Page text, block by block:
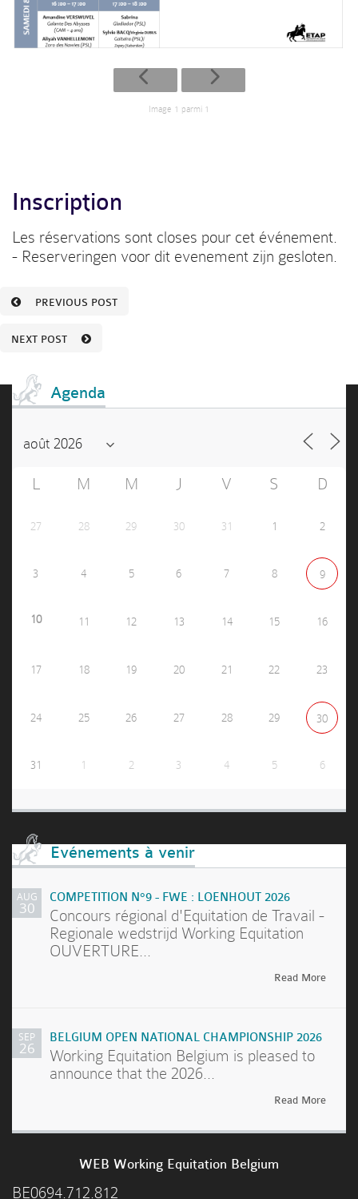
Image 1 parmi 1
Inscription
Les réservations sont closes pour cet événement.
- Reserveringen voor dit evenement zijn gesloten.
PREVIOUS POST
NEXT POST
Agenda
L M M J V S D
27 28 29 30 31 1 2
3 4 5 6 7 8 9
10 11 12 13 14 15 16
17 18 19 20 21 22 23
24 25 26 27 28 29 30
31 1 2 3 4 5 6
Evénements à venir
AUG
30
COMPETITION N°9 - FWE : LOENHOUT 2026
Concours régional d'Equitation de Travail -
Regionale wedstrijd Working Equitation
OUVERTURE...
Read More
SEP
26
BELGIUM OPEN NATIONAL CHAMPIONSHIP 2026
Working Equitation Belgium is pleased to
announce that the 2026...
Read More
WEB Working Equitation Belgium
BE0694.712.812